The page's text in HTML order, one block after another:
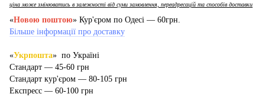
ціна може змінюватись в залежності від суми замовлення, переадресацій та способів доставки
«Новою поштою» Кур'єром по Одесі — 60грн.
Більше інформації про доставку
«Укрпошта» по Україні
Стандарт — 45-60 грн
Стандарт кур'єром — 80-105 грн
Експресс — 60-100 грн